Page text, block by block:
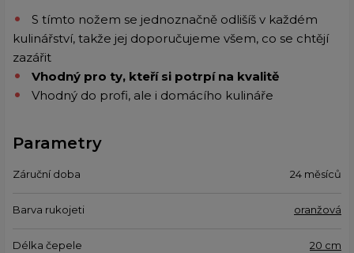
S tímto nožem se jednoznačně odlišíš v každém
kulinářství, takže jej doporučujeme všem, co se chtějí
zazářit
Vhodný pro ty, kteří si potrpí na kvalitě
Vhodný do profi, ale i domácího kulináře
Parametry
Záruční doba 24 měsíců
Barva rukojeti oranžová
Délka čepele 20 cm